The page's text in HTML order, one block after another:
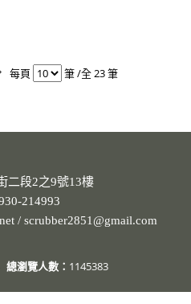
每頁 筆 /全 23 筆
二段2之9號13樓
214993
/ scrubber2851@gmail.com
總瀏覽人數： 1145383